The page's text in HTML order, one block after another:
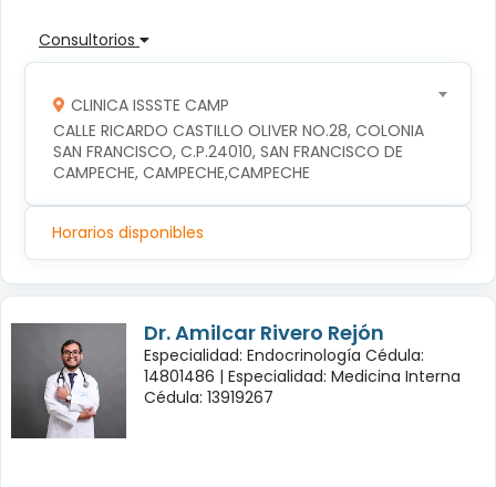
Consultorios
CLINICA ISSSTE CAMP
CALLE RICARDO CASTILLO OLIVER NO.28, COLONIA
SAN FRANCISCO, C.P.24010, SAN FRANCISCO DE
CAMPECHE, CAMPECHE,CAMPECHE
Horarios disponibles
Dr. Amilcar Rivero Rejón
Especialidad: Endocrinología Cédula:
14801486 | Especialidad: Medicina Interna
Cédula: 13919267